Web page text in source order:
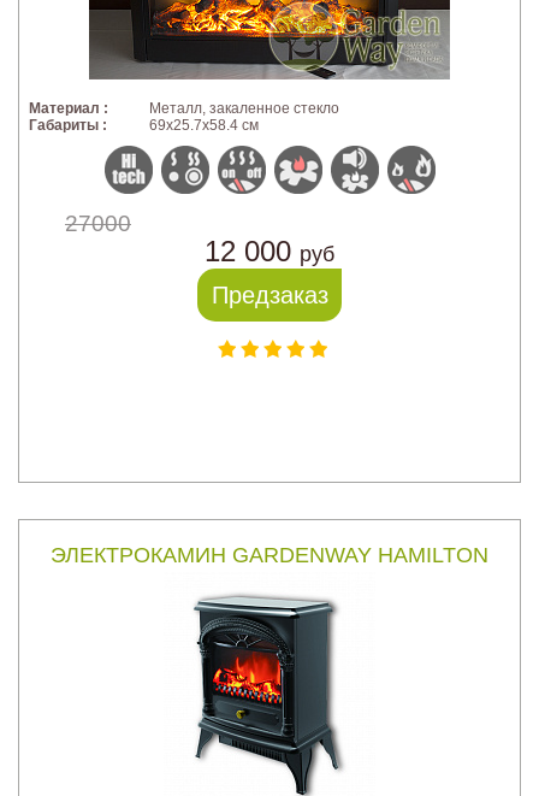
Материал :
Металл, закаленное стекло
Габариты :
69x25.7x58.4 см
27000
12 000 руб
Предзаказ
ЭЛЕКТРОКАМИН GARDENWAY HAMILTON